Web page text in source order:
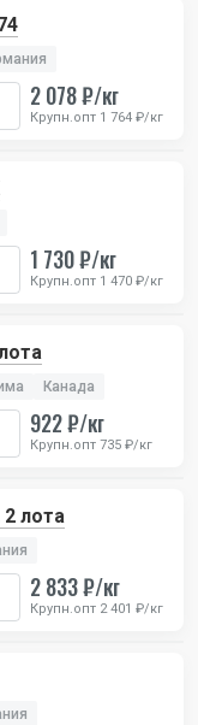
2 078 ₽/кг
Крупн.опт 1 764 ₽/кг
1 730 ₽/кг
Крупн.опт 1 470 ₽/кг
Канада
922 ₽/кг
Крупн.опт 735 ₽/кг
лота
2 833 ₽/кг
Крупн.опт 2 401 ₽/кг